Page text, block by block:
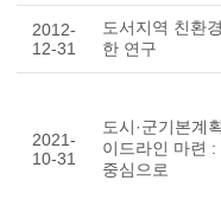
2012-
12-31
도서지역 친환
한 연구
2021-
10-31
도시·군기본계
이드라인 마련
중심으로